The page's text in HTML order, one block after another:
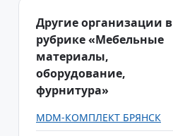
Другие организации в
рубрике «Мебельные
материалы,
оборудование,
фурнитура»
MDM-КОМПЛЕКТ БРЯНСК